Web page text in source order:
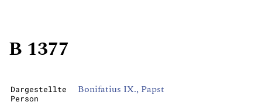
B 1377
Dargestellte
Person
Bonifatius IX., Papst